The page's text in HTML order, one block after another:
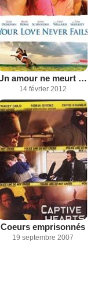
Un amour ne meurt jamais
14 février 2012
Coeurs emprisonnés
19 septembre 2007